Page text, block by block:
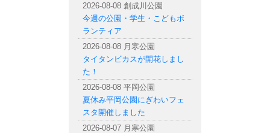
2026-08-08 創成川公園
今週の公園・学生・こどもボ
ランティア
2026-08-08 月寒公園
タイタンビカスが開花しまし
た！
2026-08-08 平岡公園
夏休み平岡公園にぎわいフェ
スタ開催しました
2026-08-07 月寒公園